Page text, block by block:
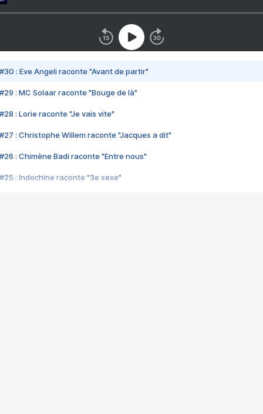
#30 : Eve Angeli raconte "Avant de partir"
#29 : MC Solaar raconte "Bouge de là"
#28 : Lorie raconte "Je vais vite"
#27 : Christophe Willem raconte "Jacques a dit"
#26 : Chimène Badi raconte "Entre nous"
#25 : Indochine raconte "3e sexe"